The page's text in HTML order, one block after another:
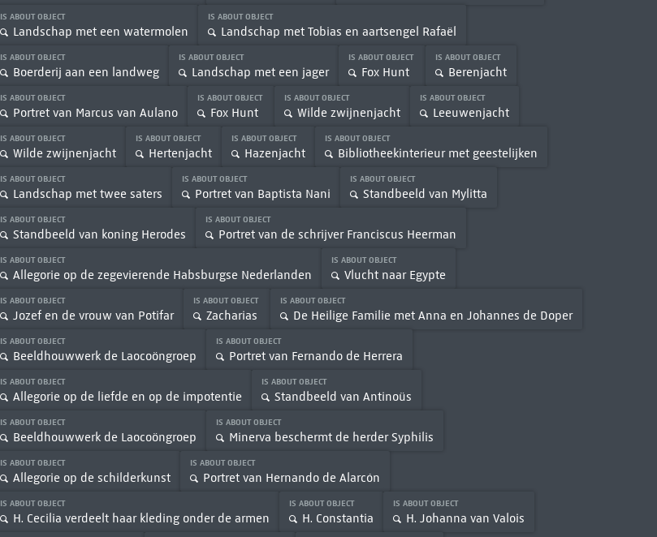
IS ABOUT OBJECT
Landschap met een watermolen
IS ABOUT OBJECT
Landschap met Tobias en aartsengel Rafaël
IS ABOUT OBJECT
Boerderij aan een landweg
IS ABOUT OBJECT
Landschap met een jager
IS ABOUT OBJECT
Fox Hunt
IS ABOUT OBJECT
Berenjacht
IS ABOUT OBJECT
Portret van Marcus van Aulano
IS ABOUT OBJECT
Fox Hunt
IS ABOUT OBJECT
Wilde zwijnenjacht
IS ABOUT OBJECT
Leeuwenjacht
IS ABOUT OBJECT
Wilde zwijnenjacht
IS ABOUT OBJECT
Hertenjacht
IS ABOUT OBJECT
Hazenjacht
IS ABOUT OBJECT
Bibliotheekinterieur met geestelijken
IS ABOUT OBJECT
Landschap met twee saters
IS ABOUT OBJECT
Portret van Baptista Nani
IS ABOUT OBJECT
Standbeeld van Mylitta
IS ABOUT OBJECT
Standbeeld van koning Herodes
IS ABOUT OBJECT
Portret van de schrijver Franciscus Heerman
IS ABOUT OBJECT
Allegorie op de zegevierende Habsburgse Nederlanden
IS ABOUT OBJECT
Vlucht naar Egypte
IS ABOUT OBJECT
Jozef en de vrouw van Potifar
IS ABOUT OBJECT
Zacharias
IS ABOUT OBJECT
De Heilige Familie met Anna en Johannes de Doper
IS ABOUT OBJECT
Beeldhouwwerk de Laocoöngroep
IS ABOUT OBJECT
Portret van Fernando de Herrera
IS ABOUT OBJECT
Allegorie op de liefde en op de impotentie
IS ABOUT OBJECT
Standbeeld van Antinoüs
IS ABOUT OBJECT
Beeldhouwwerk de Laocoöngroep
IS ABOUT OBJECT
Minerva beschermt de herder Syphilis
IS ABOUT OBJECT
Allegorie op de schilderkunst
IS ABOUT OBJECT
Portret van Hernando de Alarcón
IS ABOUT OBJECT
H. Cecilia verdeelt haar kleding onder de armen
IS ABOUT OBJECT
H. Constantia
IS ABOUT OBJECT
H. Johanna van Valois